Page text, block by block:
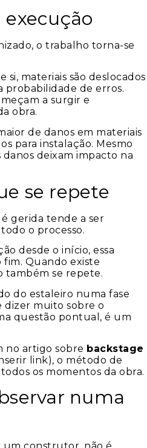
o trabalho torna-se
materiais são deslocados
probabilidade de erros.
a surgir e
obra.
de danos em materiais
para instalação. Mesmo
deixam impacto na
se repete
gerida tende a ser
o processo.
desde o início, essa
fim. Quando existe
também se repete.
do estaleiro numa fase
dizer muito sobre o
questão pontual, é um
no artigo sobre backstage
link), o método de
os momentos da obra.
numa
um construtor, não é